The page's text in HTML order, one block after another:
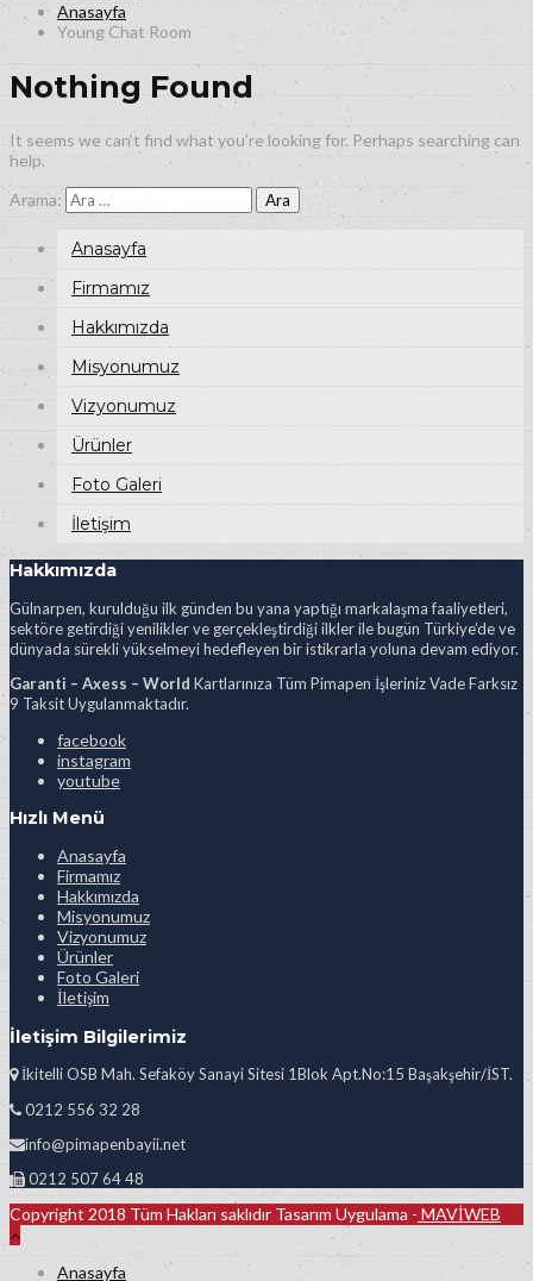
Anasayfa
Young Chat Room
Nothing Found
It seems we can’t find what you’re looking for. Perhaps searching can
help.
Arama:
Anasayfa
Firmamız
Hakkımızda
Misyonumuz
Vizyonumuz
Ürünler
Foto Galeri
İletişim
Hakkımızda
Gülnarpen, kurulduğu ilk günden bu yana yaptığı markalaşma faaliyetleri,
sektöre getirdiği yenilikler ve gerçekleştirdiği ilkler ile bugün Türkiye’de ve
dünyada sürekli yükselmeyi hedefleyen bir istikrarla yoluna devam ediyor.
Garanti – Axess – World Kartlarınıza Tüm Pimapen İşleriniz Vade Farksız
9 Taksit Uygulanmaktadır.
facebook
instagram
youtube
Hızlı Menü
Anasayfa
Firmamız
Hakkımızda
Misyonumuz
Vizyonumuz
Ürünler
Foto Galeri
İletişim
İletişim Bilgilerimiz
İkitelli OSB Mah. Sefaköy Sanayi Sitesi 1Blok Apt.No:15 Başakşehir/İST.
0212 556 32 28
info@pimapenbayii.net
0212 507 64 48
Copyright 2018 Tüm Hakları saklıdır Tasarım Uygulama - MAVİWEB
Anasayfa